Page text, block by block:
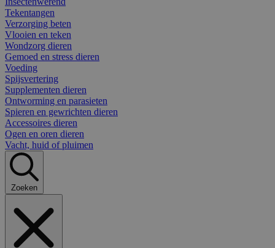
Tekentangen
Verzorging beten
Vlooien en teken
Wondzorg dieren
Gemoed en stress dieren
Voeding
Spijsvertering
Supplementen dieren
Ontworming en parasieten
Spieren en gewrichten dieren
Accessoires dieren
Ogen en oren dieren
Vacht, huid of pluimen
Zoeken